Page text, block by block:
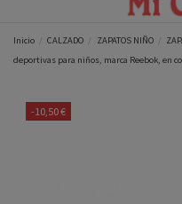
Inicio CALZADO ZAPATOS NIÑO
deportivas para niños, marca Reebok, en
-10,50 €